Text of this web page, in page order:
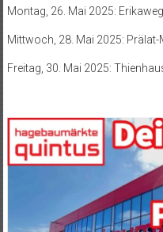
Montag, 26. Mai 2025:
Mittwoch, 28. Mai 2025:
Freitag, 30. Mai 2025: